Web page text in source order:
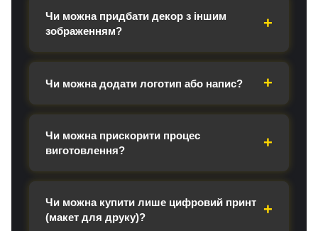
Чи можна придбати декор з іншим
зображенням?
Чи можна додати логотип або напис?
Чи можна прискорити процес
виготовлення?
Чи можна купити лише цифровий принт
(макет для друку)?